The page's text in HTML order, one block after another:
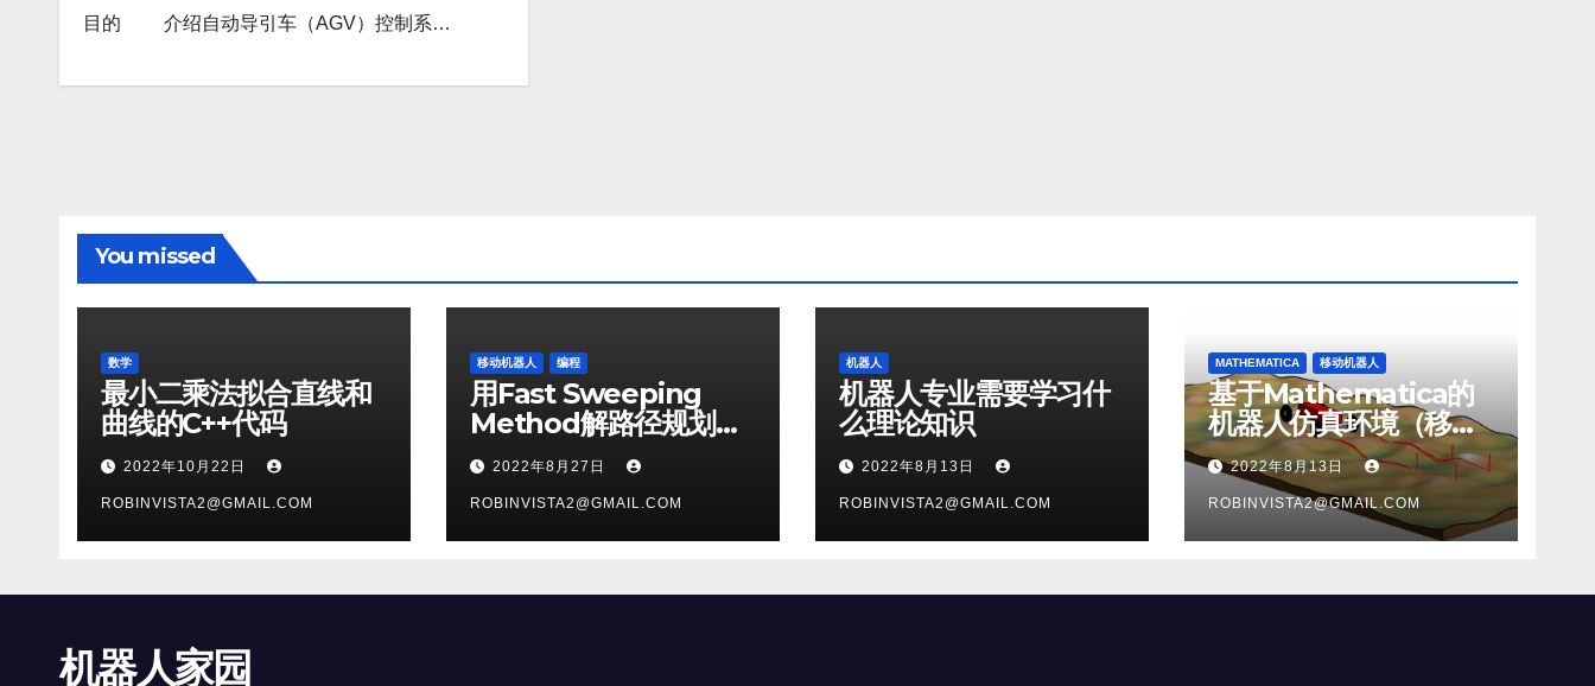
目的 介绍自动导引车（AGV）控制系…
You missed
数学
最小二乘法拟合直线和
曲线的C++代码
2022年10月22日
ROBINVISTA2@GMAIL.COM
移动机器人 编程
用Fast Sweeping
Method解路径规划问
题2022年8月27日
ROBINVISTA2@GMAIL.COM
机器人
机器人专业需要学习什
么理论知识
2022年8月13日
ROBINVISTA2@GMAIL.COM
MATHEMATICA 移动机器人
基于Mathematica的
机器人仿真环境（移动
机器人篇）
2022年8月13日
ROBINVISTA2@GMAIL.COM
机器人家园